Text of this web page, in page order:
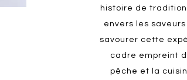
histoire de
envers les
savourer cette
cadre empreint
pêche et la